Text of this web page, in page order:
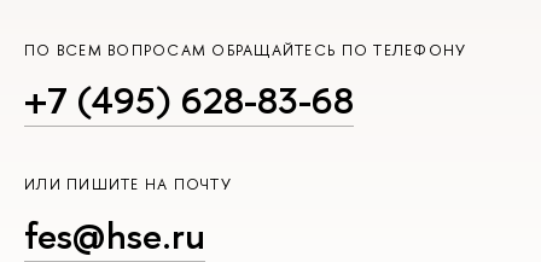
ПО ВСЕМ ВОПРОСАМ ОБРАЩАЙТЕСЬ ПО ТЕЛЕФОНУ
+7 (495) 628-83-68
ИЛИ ПИШИТЕ НА ПОЧТУ
fes@hse.ru